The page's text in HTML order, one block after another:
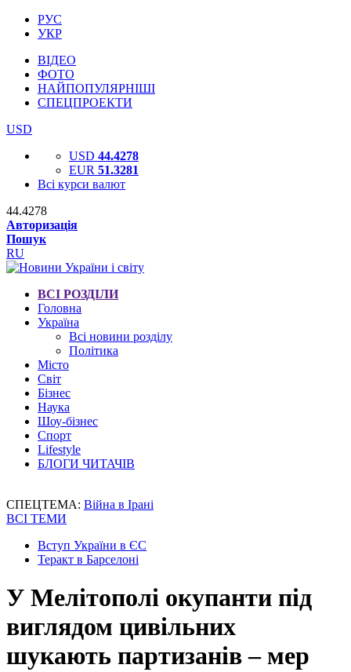
РУС
УКР
ВІДЕО
ФОТО
НАЙПОПУЛЯРНІШІ
СПЕЦПРОЕКТИ
USD
USD 44.4278
EUR 51.3281
Всі курси валют
44.4278
Авторизація
Пошук
RU
ВСІ РОЗДІЛИ
Головна
Україна
Всі новини розділу
Політика
Місто
Світ
Бізнес
Наука
Шоу-бізнес
Спорт
Lifestyle
БЛОГИ ЧИТАЧІВ
СПЕЦТЕМА: Війна в Ірані
ВСІ ТЕМИ
Вступ України в ЄС
Теракт в Барселоні
У Мелітополі окупанти під
виглядом цивільних
шукають партизанів – мер